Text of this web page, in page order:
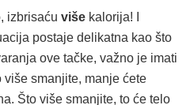
izbrisaću više kalorija! I
postaje delikatna kao što
ove tačke, važno je imati
više smanjite, manje ćete
Što više smanjite, to će telo